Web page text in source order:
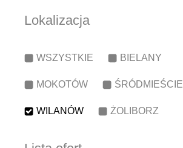
Lokalizacja
WSZYSTKIE BIELANY
MOKOTÓW ŚRÓDMIEŚCIE
WILANÓW ŻOLIBORZ